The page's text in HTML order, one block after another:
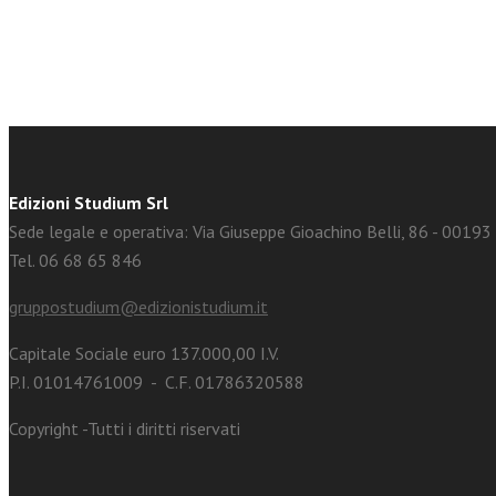
Edizioni Studium Srl
Sede legale e operativa: Via Giuseppe Gioachino Belli, 86 - 00193
Tel. 06 68 65 846
gruppostudium@edizionistudium.it
Capitale Sociale euro 137.000,00 I.V.
P.I. 01014761009 - C.F. 01786320588
Copyright -Tutti i diritti riservati